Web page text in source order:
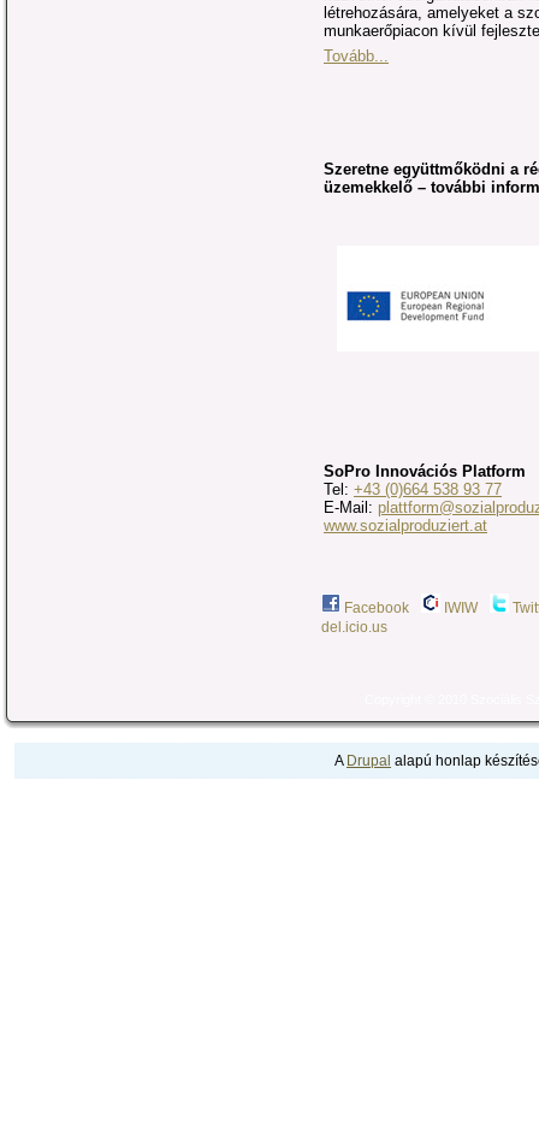
létrehozására, amelyeket a
munkaerőpiacon kívül
Tovább...
Szeretne együttmőködni a
üzemekkelő – további
SoPro Innovációs Platform
Tel: +43 (0)664 538 93 77
E-Mail:
www.sozialproduziert.at
Facebook IWIW
del.icio.us
A Drupal alapú honlap